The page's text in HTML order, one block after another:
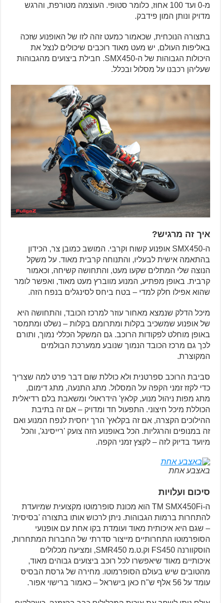
מ-0 ועד 100 אחוז, כלומר סטופי. העוצמה מטורפת, והרגש
מדויק ונותן המון פידבק.
בתצורה הנוכחית, שכאמור כמעט זהה לזו של האופנוע שזכה
באליפות העולם, יש מעט מאוד רוכבים שיכולים לנצל את
היכולות הגבוהות של ה-SMX450. חבילת ביצועים מהגבוהות
שעליהן רכבנו על מסלול ובכלל.
איך זה מרגיש?
ה-SMX450 אופנוע קשוח וקרבי. המושב כמובן צר, הכידון
בהתאמה אישית לבעליו, והתנוחה קרבית מאוד. על משקל
הנוצה שלי המתלים שקעו מעט, והתחושה קשיחה, וכאמור
קרבית. באופן מפתיע, המנוע מווברץ מעט מאוד, ואפשר לומר
שהוא אפילו חלק למדי – בטח ביחס לסינגלים בנפח הזה.
מיכל הדלק שנמצא מאחור עוזר למרכז הכובד, והתחושה היא
של אופנוע שמשכיב בקלות ומתרומם בקלות – נשלט ומתמסר
באופן מוחלט לפקודות הרוכב. גם המשקל הכללי נמוך, ותורם
לכך גם מרכז הכובד הנמוך שנובע ממערכת הבולמים
המקוצרת.
סביבת הרוכב ספרטנית ולא כוללת שום דבר פרט למה שצריך
כדי לקזז זמני הקפה על המסלול. מתג התנעה, מתג דימום,
מתג מפות ניהול מנוע, קלאץ' הידראולי ומשאבת בלם רדיאלית
הכוללת מיכל חיצוני. התפעול חד ומדויק – אם זה בתיבת
ההילוכים הקצרה, אם זה בקלאץ' הרך יחסית לנפח המנוע ואם
זה במנופים והרגליות. הכל באופנוע הזה צועק 'רייסינג', והכל
מיועד בדיוק לזה – לקצץ זמני הקפה.
באצבע אחת
סיכום ועלויות
ה-TM SMX450Fi הוא מכונת סופרמוטו מקצועית שמיועדת
להתחרות ברמות הגבוהות. ניתן לרכוש אותו בתצורה 'בסיסית'
– שגם היא איכותית מאוד ועומדת בקו אחת עם אופנועי
הסופרמוטו התחרותיים מייצור סדרתי של החברות המתחרות,
הוסקוורנה FS450 וק.ט.מ SMR450, ומציעה מכלולים
איכותיים מאוד שיאפשרו לכל רוכב ביצועים גבוהים מאוד,
מהטובים שיש בעולם הסופרמוטו. מחירה של גרסת הבסיס
עומד על 56 אלף ש"ח כאן בישראל – כאמור ברישוי אפור.